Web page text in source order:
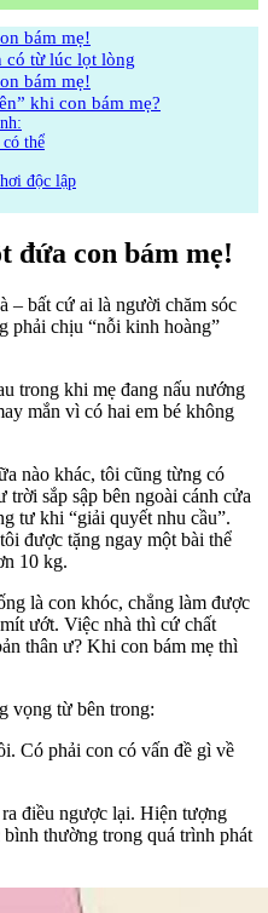
bám mẹ!
có từ lúc lọt lòng
bám mẹ!
khi con bám mẹ?
thể
độc lập
đứa con bám mẹ!
– bất cứ ai là người chăm sóc
phải chịu “nỗi kinh hoàng”
trong khi mẹ đang nấu nướng
mắn vì có hai em bé không
nào khác, tôi cũng từng có
sắp sập bên ngoài cánh cửa
tư khi “giải quyết nhu cầu”.
được tặng ngay một bài thể
10 kg.
là con khóc, chẳng làm được
ướt. Việc nhà thì cứ chất
thân ư? Khi con bám mẹ thì
vọng từ bên trong:
Có phải con có vấn đề gì về
điều ngược lại. Hiện tượng
thường trong quá trình phát